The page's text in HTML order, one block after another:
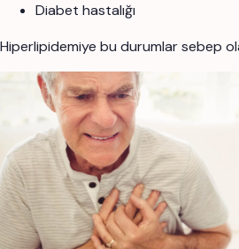
Diabet hastalığı
Hiperlipidemiye bu durumlar sebep